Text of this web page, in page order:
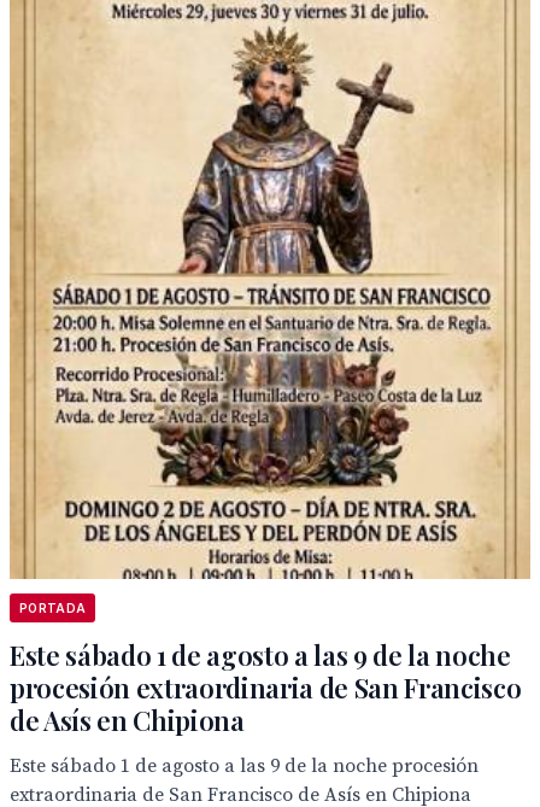
PORTADA
Este sábado 1 de agosto a las 9 de la noche
procesión extraordinaria de San Francisco
de Asís en Chipiona
Este sábado 1 de agosto a las 9 de la noche procesión
extraordinaria de San Francisco de Asís en Chipiona